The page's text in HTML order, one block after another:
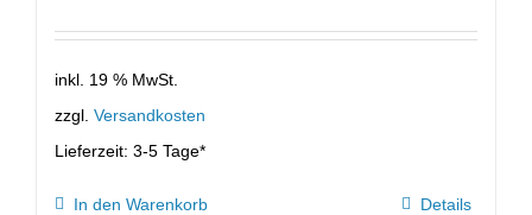
inkl. 19 % MwSt.
zzgl. Versandkosten
Lieferzeit: 3-5 Tage*
In den Warenkorb Details